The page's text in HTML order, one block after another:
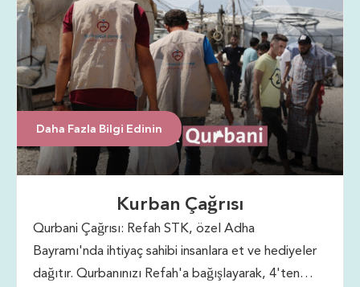
Daha Fazla Bilgi Edinin
Kurban Çağrısı
Qurbani Çağrısı: Refah STK, özel Adha
Bayramı'nda ihtiyaç sahibi insanlara et ve hediyeler
dağıtır. Qurbanınızı Refah'a bağışlayarak, 4'ten